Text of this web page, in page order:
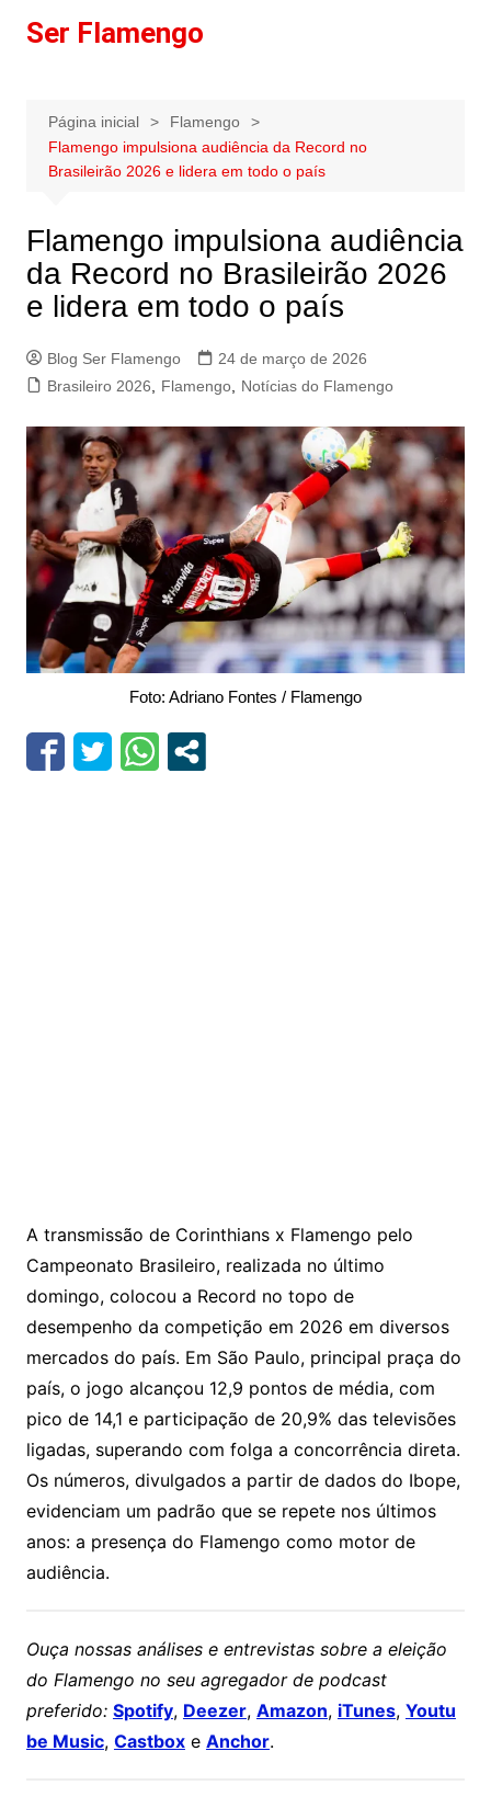
paraSer Flamengo
Página inicial
Flamengo
Flamengo impulsiona audiência da Record no
Brasileirão 2026 e lidera em todo o país
Flamengo impulsiona audiência
da Record no Brasileirão 2026
e lidera em todo o país
Blog Ser Flamengo
24 de março de 2026
Brasileiro 2026
Flamengo, Notícias do Flamengo
Foto: Adriano Fontes / Flamengo
A transmissão de Corinthians x Flamengo pelo
Campeonato Brasileiro, realizada no último
domingo, colocou a Record no topo de
desempenho da competição em 2026 em diversos
mercados do país. Em São Paulo, principal praça do
país, o jogo alcançou 12,9 pontos de média, com
pico de 14,1 e participação de 20,9% das televisões
ligadas, superando com folga a concorrência direta.
Os números, divulgados a partir de dados do Ibope,
evidenciam um padrão que se repete nos últimos
anos: a presença do Flamengo como motor de
audiência.
Ouça nossas análises e entrevistas sobre a eleição
do Flamengo no seu agregador de podcast
preferido: Spotify, Deezer, Amazon, iTunes, Youtu
be Music, Castboxe Anchor.